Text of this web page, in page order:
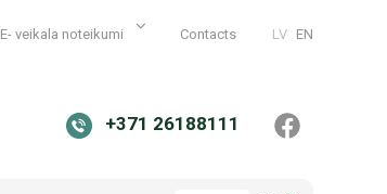
E- veikala noteikumi Contacts LV EN
+371 26188111